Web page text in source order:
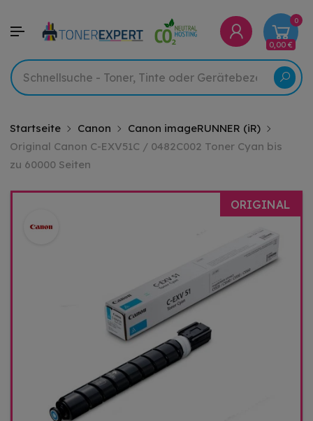
0
0,00 €
Startseite Canon
Canon imageRUNNER (iR)
Original Canon C-EXV51C / 0482C002 Toner Cyan bis
zu 60000 Seiten
ORIGINAL